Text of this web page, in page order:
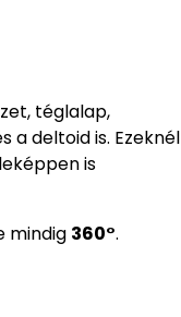
téglalap,
a deltoid is. Ezeknél
is
mindig 360°.